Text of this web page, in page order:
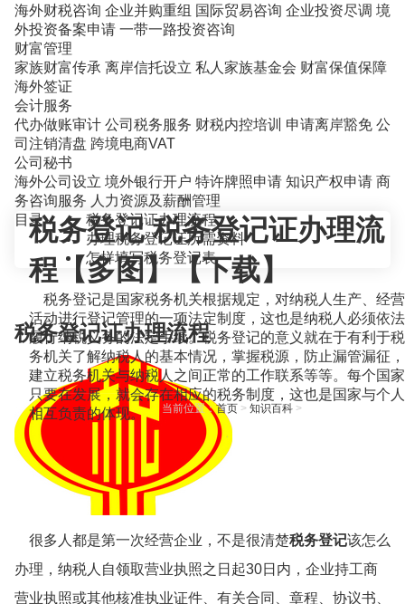
海外财税咨询 企业并购重组 国际贸易咨询 企业投资尽调 境
外投资备案申请 一带一路投资咨询
财富管理
家族财富传承 离岸信托设立 私人家族基金会 财富保值保障
海外签证
会计服务
代办做账审计 公司税务服务 财税内控培训 申请离岸豁免 公
司注销清盘 跨境电商VAT
公司秘书
海外公司设立 境外银行开户 特许牌照申请 知识产权申请 商
务咨询服务 人力资源及薪酬管理
当前位置：首页> 知识百科>
税务登记 税务登记证办理流
程【多图】【下载】
税务登记是国家税务机关根据规定，对纳税人生产、经营
活动进行登记管理的一项法定制度，这也是纳税人必须依法
履行纳税义务的法定手续。税务登记的意义就在于有利于税
务机关了解纳税人的基本情况，掌握税源，防止漏管漏征，
建立税务机关与纳税人之间正常的工作联系等等。每个国家
只要在发展，就会存在相应的税务制度，这也是国家与个人
相互负责的体现。
目录
税务登记证办理流程
办理税务登记证所需资料
怎样填写税务登记表
税务登记证办理流程
很多人都是第一次经营企业，不是很清楚税务登记该怎么
办理，纳税人自领取营业执照之日起30日内，企业持工商
营业执照或其他核准执业证件、有关合同、章程、协议书、